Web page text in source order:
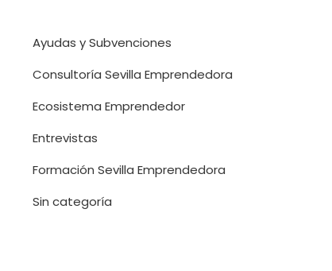
Ayudas y Subvenciones
Consultoría Sevilla Emprendedora
Ecosistema Emprendedor
Entrevistas
Formación Sevilla Emprendedora
Sin categoría